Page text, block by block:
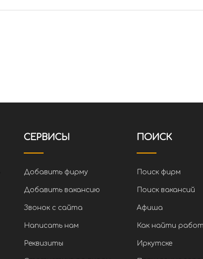
СЕРВИСЫ
Добавить фирму
Добавить вакансию
Звонок с сайта
Написать нам
Реквизиты
ПОИСК
Поиск фирм
Поиск вакансий
Афиша
Как найти
Иркутске